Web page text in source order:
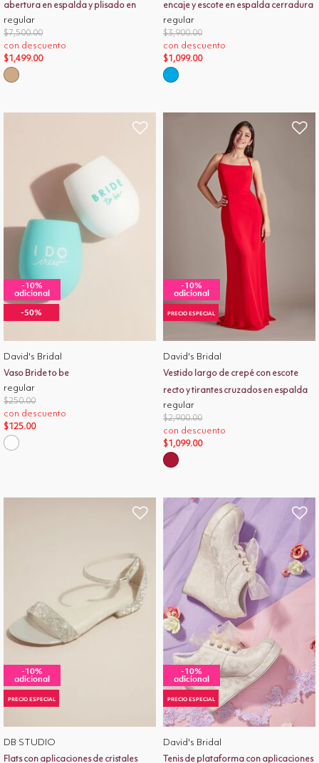
abertura en espalda y plisado en
cintura
regular
Price reduced from
$7,500.00to
con descuento
$1,499.00
encaje y escote en espalda cerradura
regular
Price reduced from
$3,900.00to
con descuento
$1,099.00
-10%
adicional
-50%
David's Bridal
Vaso Bride to be
regular
Price reduced from
$250.00to
con descuento
$125.00
-10%
adicional
PRECIO ESPECIAL
David's Bridal
Vestido largo de crepé con escote
recto y tirantes cruzados en espalda
regular
Price reduced from
$2,900.00to
con descuento
$1,099.00
-10%
adicional
PRECIO ESPECIAL
DB STUDIO
Flats con aplicaciones de cristales
-10%
adicional
PRECIO ESPECIAL
David's Bridal
Tenis de plataforma con aplicaciones